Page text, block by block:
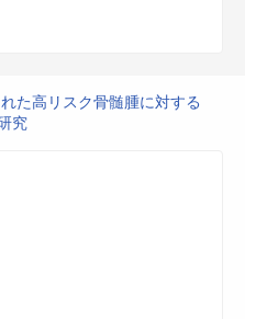
た高リスク骨髄腫に対する
究